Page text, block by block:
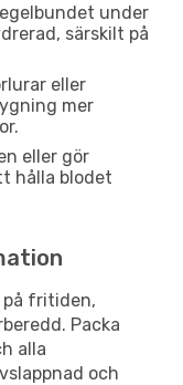
under
särskilt på
eller
mer
eller gör
hålla blodet
på fritiden,
Packa
alla
och